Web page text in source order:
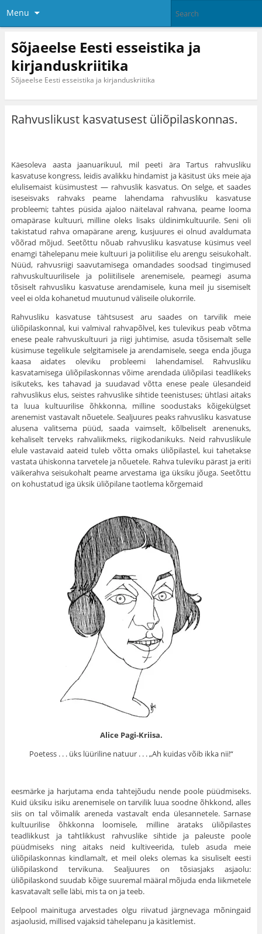
Menu
Sõjaeelse Eesti esseistika ja
kirjanduskriitika
Sõjaeelse Eesti esseistika ja kirjanduskriitika
Rahvuslikust kasvatusest üliõpilaskonnas.
Käesoleva aasta jaanuarikuul, mil peeti ära Tartus rahvusliku
kasvatuse kongress, leidis avalikku hindamist ja käsitust üks meie aja
elulisemaist küsimustest — rahvuslik kasvatus. On selge, et saades
iseseisvaks rahvaks peame lahendama rahvusliku kasvatuse
probleemi; tahtes püsida ajaloo näitelaval rahvana, peame looma
omapärase kultuuri, milline oleks lisaks üldinimkultuurile. Seni oli
takistatud rahva omapärane areng, kusjuures ei olnud avaldu­mata
võõrad mõjud. Seetõttu nõuab rahvus­liku kasvatuse küsimus veel
enamgi tähelepanu meie kultuuri ja poliitilise elu arengu seisuko­halt.
Nüüd, rahvusriigi saavutamisega omanda­des soodsad tingimused
rahvuskultuurilisele ja poliitilisele arenemisele, peamegi asuma
tõsiselt rahvusliku kasvatuse arendamisele, kuna meil ju sisemiselt
veel ei olda kohanetud muutunud väliseile olukorrile.
Rahvusliku kasvatuse tähtsusest aru saades on tarvilik meie
üliõpilaskonnal, kui valmival rahvapõlvel, kes tulevikus peab võtma
enese peale rahvuskultuuri ja riigi juhtimise, asuda tõsisemalt selle
küsimuse tegelikule selgitami­sele ja arendamisele, seega enda jõuga
kaasa aidates oleviku probleemi lahendamisel. Rah­vusliku
kasvatamisega üliõpilaskonnas võime arendada üliõpilasi teadlikeks
isikuteks, kes tahavad ja suudavad võtta enese peale ülesan­deid
rahvuslikus elus, seistes rahvuslike sihtide teenistuses; ühtlasi aitaks
ta luua kul­tuurilise õhkkonna, milline soodustaks kõige­külgset
arenemist vastavalt nõuetele. Sealjuures peaks rahvusliku kasvatuse
alusena valitsema püüd, saada vaimselt, kõlbeliselt arenenuks,
kehaliselt terveks rahvaliikmeks, riigikodanikuks. Neid rahvuslikule
elule vastavaid aateid tuleb võtta omaks üliõpilastel, kui tahetakse
vastata ühiskonna tarvetele ja nõuetele. Rahva tuleviku pärast ja eriti
väikerahva seisukohalt peame arvestama iga üksiku jõuga. Seetõttu
on ko­hustatud iga üksik üliõpilane taotlema kõrgemaid
Alice Pagi-Kriisa.
Poetess . . . üks lüüriline na­tuur . . . „Ah kuidas võib ikka nii!“
eesmärke ja harjutama enda tahtejõudu nende poole püüdmiseks.
Kuid üksiku isiku arenemisele on tarvilik luua soodne õhkkond, alles
siis on tal võimalik areneda vastavalt enda ülesannetele. Sarnase
kultuurilise õhk­konna loomisele, milline ärataks üliõpilastes
teadlikkust ja tahtlikkust rahvuslike sihtide ja paleuste poole
püüdmiseks ning aitaks neid kultiveerida, tuleb asuda meie
üliõpilaskonnas kindlamalt, et meil oleks olemas ka sisuli­selt eesti
üliõpilaskond tervikuna. Sealjuures on tõsiasjaks asjaolu:
üliõpilaskond suudab kõige suuremal määral mõjuda enda liikmetele
kasvatavalt selle läbi, mis ta on ja teeb.
Eelpool mainituga arvestades olgu riiva­tud järgnevaga mõningaid
asjaolusid, millised vajaksid tähelepanu ja käsitlemist.